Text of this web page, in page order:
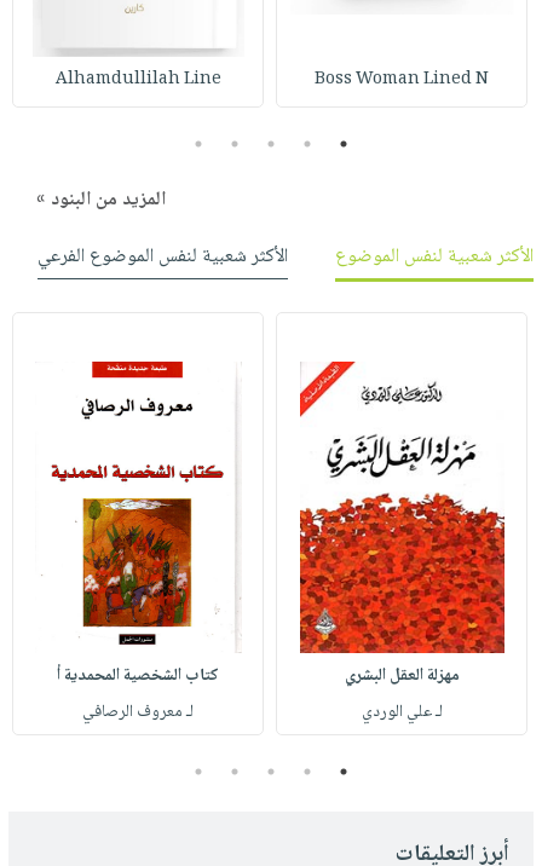
مناسبات
يتكرر
انشر
التسوق
Boss Woman Lined N
Alhamdullilah Line
1
2
3
4
5
المزيد من البنود »
الأكثر شعبية لنفس الموضوع
الأكثر شعبية لنفس الموضوع الفرعي
مهزلة العقل البشري
لـ علي الوردي
كتاب الشخصية المحمدية أ
لـ معروف الرصافي
1
2
3
4
5
أبرز التعليقات